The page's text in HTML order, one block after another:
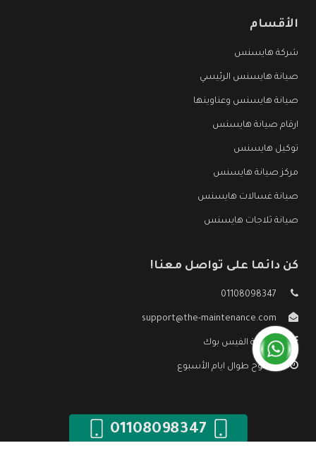
الأقسام
شركة هايسنس
صيانة هايسنس الرئيسي
صيانة هايسنس وعناوينها
ارقام صيانة هايسنس
توكيل هايسنس
مركز صيانة هايسنس
صيانة غسالات هايسنس
صيانة ثلاجات هايسنس
كن دائما على تواصل معنا!
01108098347
support@the-maintenance.com
صفحة الفيس بوك
مفتوح طوال ايام الأسبوع
01108098347